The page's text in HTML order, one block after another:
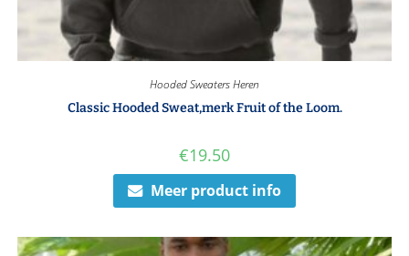
Hooded Sweaters Heren
Classic Hooded Sweat,merk Fruit of the Loom.
€19.50
Meer product info